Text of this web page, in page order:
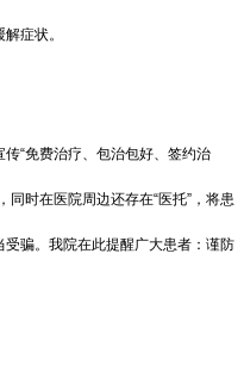
症状。
“免费治疗、包治包好、签约治
同时在医院周边还存在“医托”，将患
骗。我院在此提醒广大患者：谨防